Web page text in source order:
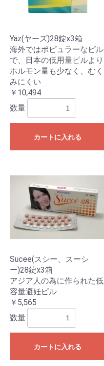
Yaz(ヤーズ)28錠x3箱
海外ではポピュラーなピル
で、日本の低用量ピルより
ホルモン量も少なく、むく
みにくい
￥10,494
数量
カートに入れる
Sucee(スシー、スーシ
ー)28錠x3箱
アジア人の為に作られた低
容量避妊ピル
￥5,565
数量
カートに入れる